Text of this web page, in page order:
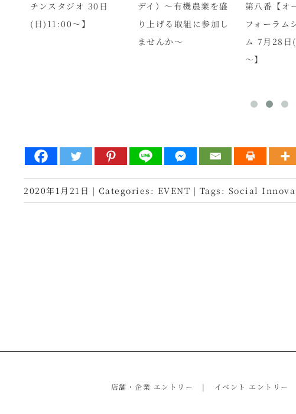
チンスタジオ 30日
(日)11:00～】
デイ）～有機農業を盛
り上げる取組に参加し
ませんか～
第八番【オ
フォーラム
ム 7月28
～】
2020年1月21日 | Categories: EVENT | Tags: Social
店舗・企業 エントリー イベント エントリー